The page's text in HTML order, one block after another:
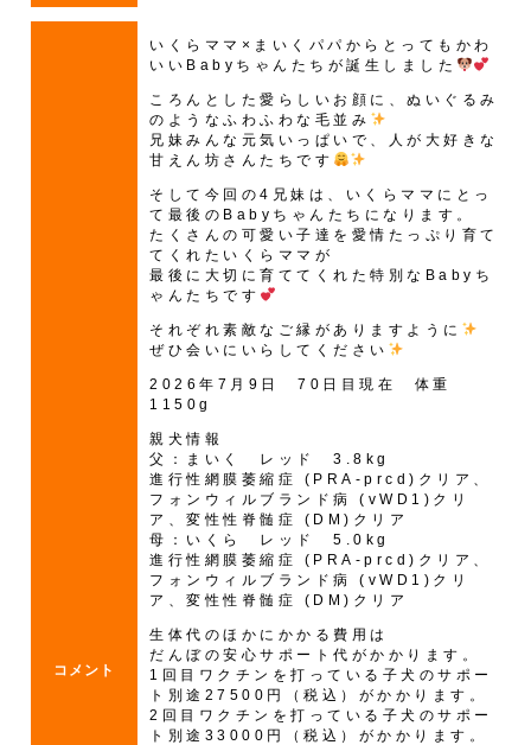
コメント
いくらママ×まいくパパからとってもかわ
いいBabyちゃんたちが誕生しました
ころんとした愛らしいお顔に、ぬいぐるみ
のようなふわふわな毛並み
兄妹みんな元気いっぱいで、人が大好きな
甘えん坊さんたちです
そして今回の4兄妹は、いくらママにとっ
て最後のBabyちゃんたちになります。
たくさんの可愛い子達を愛情たっぷり育て
てくれたいくらママが
最後に大切に育ててくれた特別なBabyち
ゃんたちです
それぞれ素敵なご縁がありますように
ぜひ会いにいらしてください
2026年7月9日 70日目現在 体重
1150g
親犬情報
父：まいく レッド 3.8kg
進行性網膜萎縮症 (PRA-prcd)クリア、
フォンウィルブランド病 (vWD1)クリ
ア、変性性脊髄症 (DM)クリア
母：いくら レッド 5.0kg
進行性網膜萎縮症 (PRA-prcd)クリア、
フォンウィルブランド病 (vWD1)クリ
ア、変性性脊髄症 (DM)クリア
生体代のほかにかかる費用は
だんぼの安心サポート代がかかります。
1回目ワクチンを打っている子犬のサポー
ト別途27500円（税込）がかかります。
2回目ワクチンを打っている子犬のサポー
ト別途33000円（税込）がかかります。